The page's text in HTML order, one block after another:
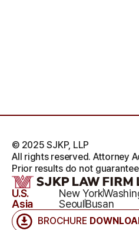
BROCHURE
U.S. New York
Asia
SeoulBusan
© 2025 SJKP, LLP
All rights reserved. Attorney
Prior results do not